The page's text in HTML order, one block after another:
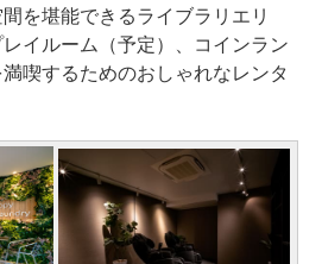
を堪能できるライブラリエリ
イルーム（予定）、コインラン
喫するためのおしゃれなレンタ